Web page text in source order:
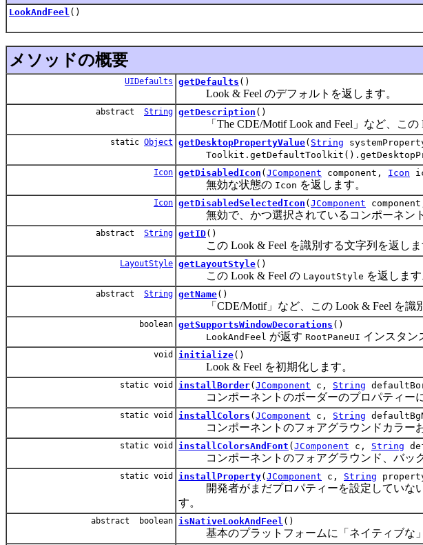
LookAndFeel ()
メソッドの概要
UIDefaults getDefaults ()
Look & Feel のデフォルトを返します。
abstract String getDescription ()
「The CDE/Motif Look and Feel」など、この
static Object getDesktopPropertyValue( String
Icon getDisabledIcon (JComponent component, Icon
無効な状態の Icon を返します。
Icon getDisabledSelectedIcon (JComponent
無効で、かつ選択されているコンポーネン
abstract String getID()
この Look & Feel を識別する文字列を返しま
LayoutStyle getLayoutStyle()
この Look & Feel の LayoutStyle を返します
abstract String getName()
「CDE/Motif」など、この Look & Feel を識別
boolean getSupportsWindowDecorations ()
LookAndFeel が返す RootPaneUI インスタン
void initialize()
Look & Feel を初期化します。
static void installBorder(JComponent c, String
コンポーネントのボーダーのプロパティーに
static void installColors (JComponent c, String
コンポーネントのフォアグラウンドカラーお
static void installColorsAndFont (JComponent c, String
コンポーネントのフォアグラウンド、バック
static void installProperty(JComponent c, String
開発者がまだプロパティーを設定していない
す。
abstract boolean isNativeLookAndFeel ()
基本のプラットフォームに「ネイティブな」